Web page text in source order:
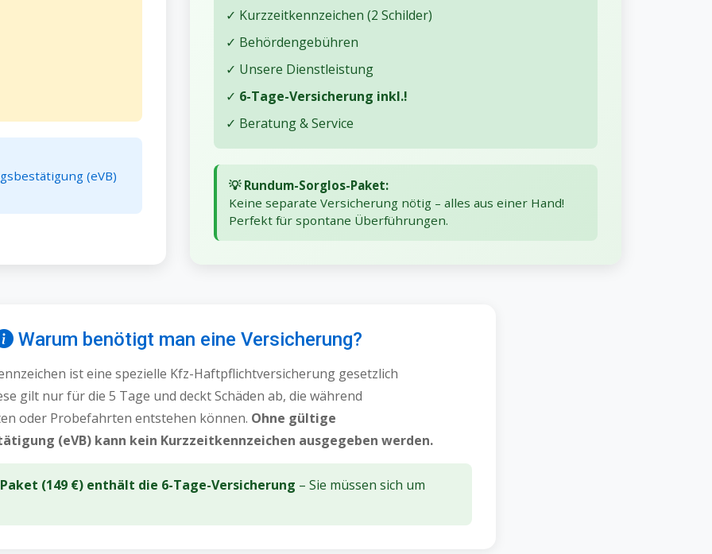
(eVB)
✓ Kurzzeitkennzeichen (2 Schilder)
✓ Behördengebühren
✓ Unsere Dienstleistung
✓ 6-Tage-Versicherung inkl.!
✓ Beratung & Service
💡 Rundum-Sorglos-Paket:
Keine separate Versicherung nötig – alles aus einer Hand!
Perfekt für spontane Überführungen.
Warum benötigt man eine Versicherung?
ist eine spezielle Kfz-Haftpflichtversicherung gesetzlich
gilt nur für die 5 Tage und deckt Schäden ab, die während
oder Probefahrten entstehen können. Ohne gültige
(eVB) kann kein Kurzzeitkennzeichen ausgegeben werden.
(149 €) enthält die 6-Tage-Versicherung – Sie müssen sich um